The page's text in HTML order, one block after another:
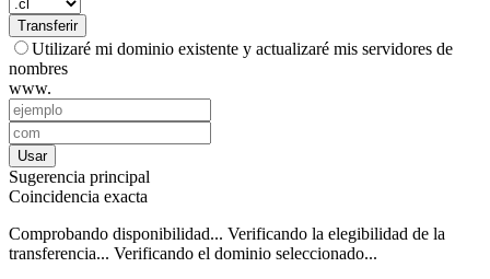
Transferir
Utilizaré mi dominio existente y actualizaré mis servidores de
nombres
www.
Usar
Sugerencia principal
Coincidencia exacta
Comprobando disponibilidad... Verificando la elegibilidad de la
transferencia... Verificando el dominio seleccionado...